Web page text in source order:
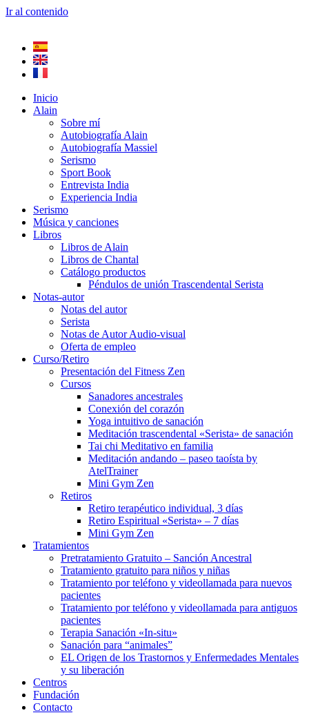
Ir al contenido
Inicio
Alain
Sobre mí
Autobiografía Alain
Autobiografía Massiel
Serismo
Sport Book
Entrevista India
Experiencia India
Serismo
Música y canciones
Libros
Libros de Alain
Libros de Chantal
Catálogo productos
Péndulos de unión Trascendental Serista
Notas-autor
Notas del autor
Serista
Notas de Autor Audio-visual
Oferta de empleo
Curso/Retiro
Presentación del Fitness Zen
Cursos
Sanadores ancestrales
Conexión del corazón
Yoga intuitivo de sanación
Meditación trascendental «Serista» de sanación
Tai chi Meditativo en familia
Meditación andando – paseo taoísta by
AtelTrainer
Mini Gym Zen
Retiros
Retiro terapéutico individual, 3 días
Retiro Espiritual «Serista» – 7 días
Mini Gym Zen
Tratamientos
Pretratamiento Gratuito – Sanción Ancestral
Tratamiento gratuito para niños y niñas
Tratamiento por teléfono y videollamada para nuevos
pacientes
Tratamiento por teléfono y videollamada para antiguos
pacientes
Terapia Sanación «In-situ»
Sanación para “animales”
EL Origen de los Trastornos y Enfermedades Mentales
y su liberación
Centros
Fundación
Contacto